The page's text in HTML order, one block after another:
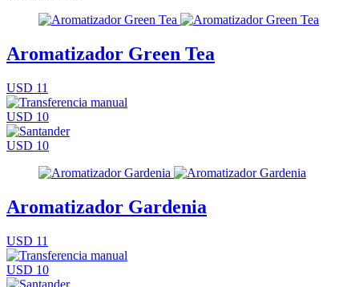
Aromatizador Green Tea
USD 11
USD 10
USD 10
Aromatizador Gardenia
USD 11
USD 10